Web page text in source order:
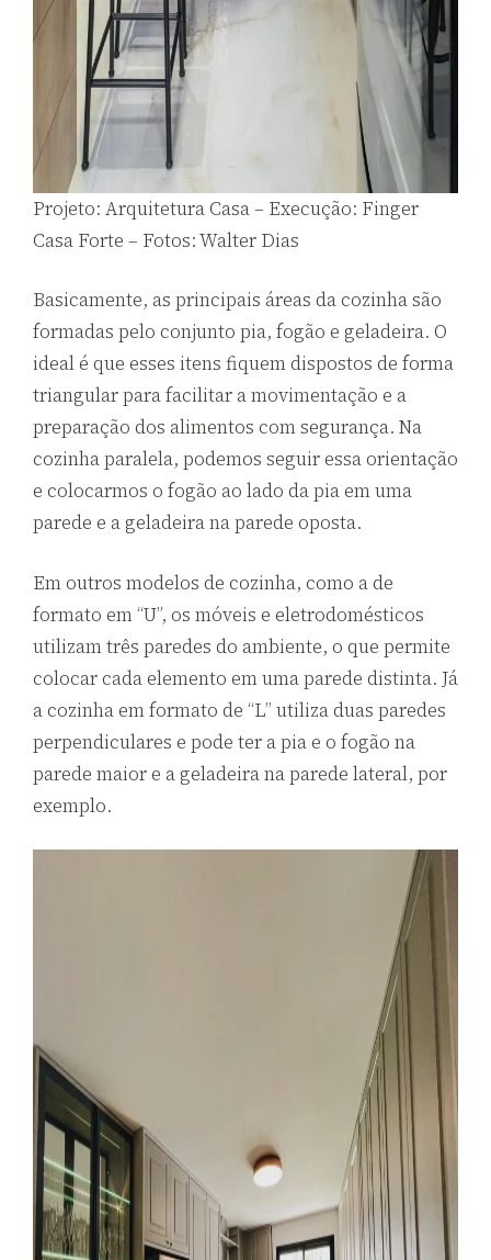
Projeto: Arquitetura Casa – Execução: Finger
Casa Forte – Fotos: Walter Dias
Basicamente, as principais áreas da cozinha são
formadas pelo conjunto pia, fogão e geladeira. O
ideal é que esses itens fiquem dispostos de forma
triangular para facilitar a movimentação e a
preparação dos alimentos com segurança. Na
cozinha paralela, podemos seguir essa orientação
e colocarmos o fogão ao lado da pia em uma
parede e a geladeira na parede oposta.
Em outros modelos de cozinha, como a de
formato em “U”, os móveis e eletrodomésticos
utilizam três paredes do ambiente, o que permite
colocar cada elemento em uma parede distinta. Já
a cozinha em formato de “L” utiliza duas paredes
perpendiculares e pode ter a pia e o fogão na
parede maior e a geladeira na parede lateral, por
exemplo.